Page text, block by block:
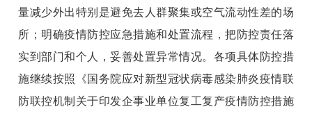
量减少外出特别是避免去人群聚集或空气流动性差的场
所；明确疫情防控应急措施和处置流程，把防控责任落
实到部门和个人，妥善处置异常情况。各项具体防控措
施继续按照《国务院应对新型冠状病毒感染肺炎疫情联
防联控机制关于印发企事业单位复工复产疫情防控措施